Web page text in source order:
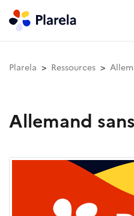
Plarela Ressources
Allemand